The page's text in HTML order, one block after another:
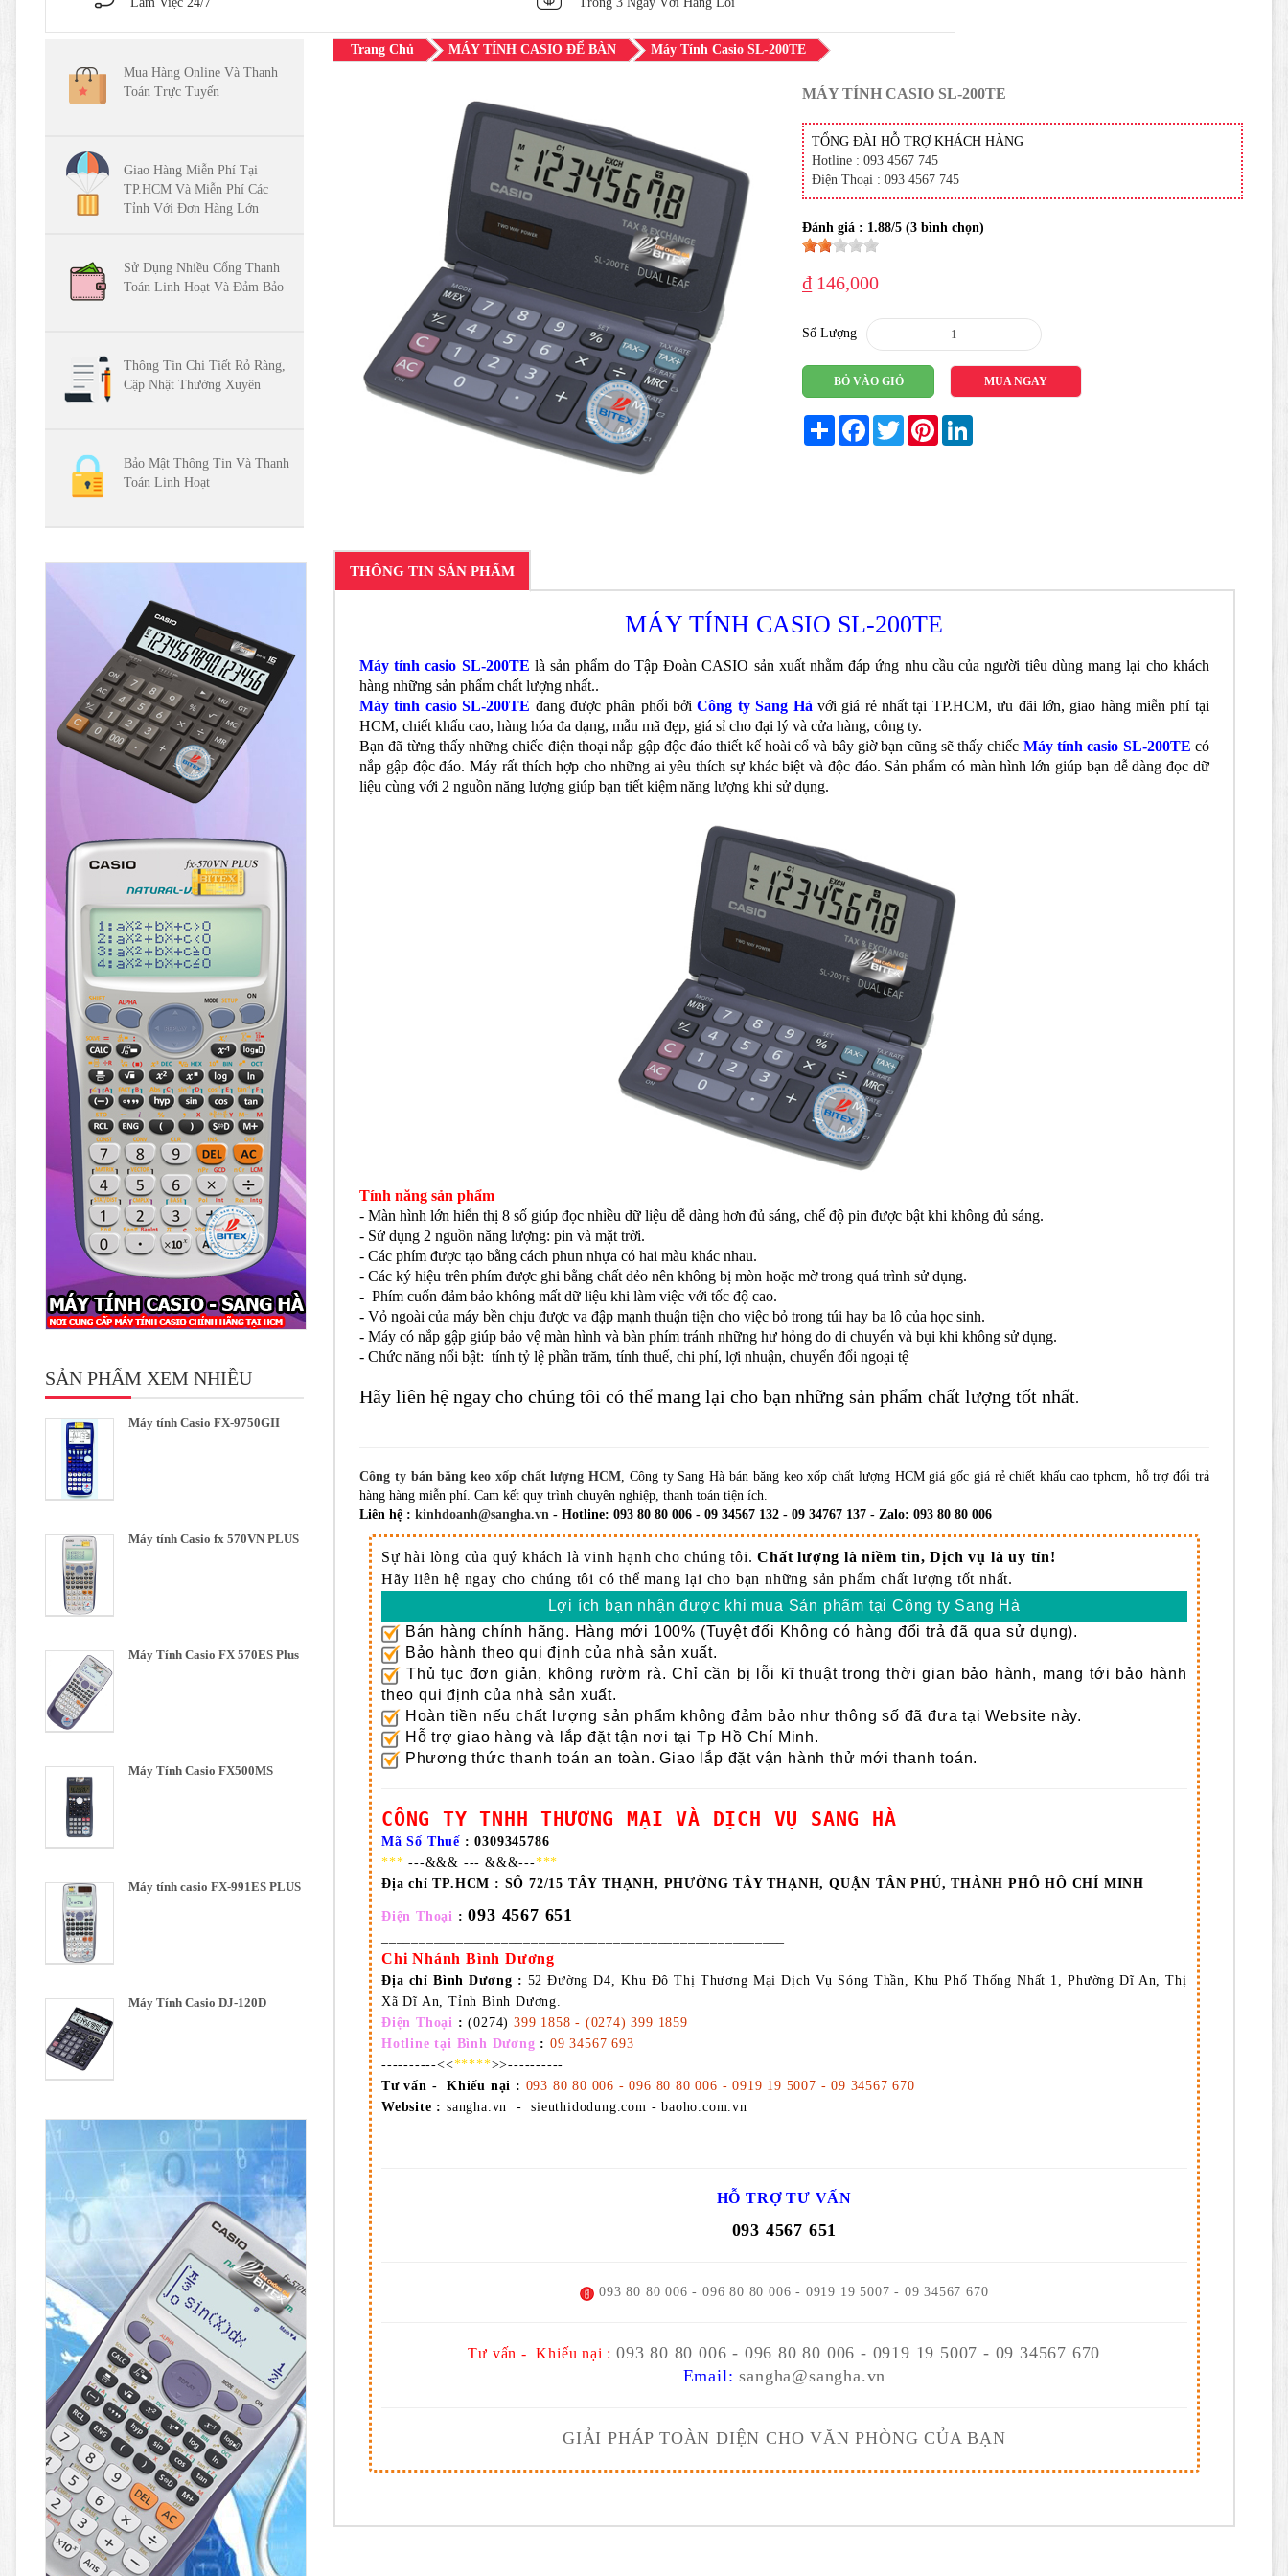
Mua Hàng Online Và Thanh
Toán Trực Tuyến
Giao Hàng Miễn Phí Tại
TP.HCM Và Miễn Phí Các
Tỉnh Với Đơn Hàng Lớn
Sử Dụng Nhiều Cổng Thanh
Toán Linh Hoạt Và Đảm Bảo
Thông Tin Chi Tiết Rỏ Ràng,
Cập Nhật Thường Xuyên
Bảo Mật Thông Tin Và Thanh
Toán Linh Hoạt
SẢN PHẨM XEM NHIỀU
Máy tính Casio FX-9750GII
Máy tính Casio fx 570VN PLUS
Máy Tính Casio FX 570ES Plus
Máy Tính Casio FX500MS
Máy tính casio FX-991ES PLUS
Máy Tính Casio DJ-120D
Trang Chủ MÁY TÍNH CASIO ĐỂ BÀN Máy Tính Casio SL-200TE
MÁY TÍNH CASIO SL-200TE
TỔNG ĐÀI HỖ TRỢ KHÁCH HÀNG
Hotline : 093 4567 745
Điện Thoại : 093 4567 745
Đánh giá : 1.88/5 (3 bình chọn)
₫ 146,000
Số Lượng
BỎ VÀO GIỎ MUA NGAY
Share FacebookTwitterPinterest
THÔNG TIN SẢN PHẨM
MÁY TÍNH CASIO SL-200TE
Máy tính casio SL-200TE là sản phẩm do Tập Đoàn CASIO sản xuất nhằm đáp ứng nhu cầu của người tiêu dùng mang lại cho khách
hàng những sản phẩm chất lượng nhất..
Máy tính casio SL-200TE đang được phân phối bởiCông ty Sang Hà với giá rẻ nhất tại TP.HCM, ưu đãi lớn, giao hàng miễn phí tại
HCM, chiết khấu cao, hàng hóa đa dạng, mẫu mã đẹp, giá sỉ cho đại lý và cửa hàng, công ty.
Bạn đã từng thấy những chiếc điện thoại nắp gập độc đáo thiết kế hoài cổ và bây giờ bạn cũng sẽ thấy chiếc Máy tính casio SL-200TE có
nắp gập độc đáo. Máy rất thích hợp cho những ai yêu thích sự khác biệt và độc đáo. Sản phẩm có màn hình lớn giúp bạn dễ dàng đọc dữ
liệu cùng với 2 nguồn năng lượng giúp bạn tiết kiệm năng lượng khi sử dụng.
Tính năng sản phẩm
- Màn hình lớn hiển thị 8 số giúp đọc nhiều dữ liệu dễ dàng hơn đủ sáng, chế độ pin được bật khi không đủ sáng.
- Sử dụng 2 nguồn năng lượng: pin và mặt trời.
- Các phím được tạo bằng cách phun nhựa có hai màu khác nhau.
- Các ký hiệu trên phím được ghi bằng chất dẻo nên không bị mòn hoặc mờ trong quá trình sử dụng.
- Phím cuốn đảm bảo không mất dữ liệu khi làm việc với tốc độ cao.
- Vỏ ngoài của máy bền chịu được va đập mạnh thuận tiện cho việc bỏ trong túi hay ba lô của học sinh.
- Máy có nắp gập giúp bảo vệ màn hình và bàn phím tránh những hư hỏng do di chuyển và bụi khi không sử dụng.
- Chức năng nổi bật: tính tỷ lệ phần trăm, tính thuế, chi phí, lợi nhuận, chuyển đổi ngoại tệ
Hãy liên hệ ngay cho chúng tôi có thể mang lại cho bạn những sản phẩm chất lượng tốt nhất.
Công ty bán băng keo xốp chất lượng HCM, Công ty Sang Hà bán băng keo xốp chất lượng HCM giá gốc giá rẻ chiết khấu cao tphcm, hỗ trợ đổi trả
hàng hàng miễn phí. Cam kết quy trình chuyên nghiệp, thanh toán tiện ích.
Liên hệ : kinhdoanh@sangha.vn - Hotline: 093 80 80 006 - 09 34567 132 - 09 34767 137 - Zalo: 093 80 80 006
Sự hài lòng của quý khách là vinh hạnh cho chúng tôi.Chất lượng là niềm tin, Dịch vụ là uy tín!
Hãy liên hệ ngay cho chúng tôi có thể mang lại cho bạn những sản phẩm chất lượng tốt nhất.
Lợi ích bạn nhận được khi mua Sản phẩm tại Công ty Sang Hà
Bán hàng chính hãng. Hàng mới 100% (Tuyệt đối Không có hàng đổi trả đã qua sử dụng).
Bảo hành theo qui định của nhà sản xuất.
Thủ tục đơn giản, không rườm rà. Chỉ cần bị lỗi kĩ thuật trong thời gian bảo hành, mang tới bảo hành
theo qui định của nhà sản xuất.
Hoàn tiền nếu chất lượng sản phẩm không đảm bảo như thông số đã đưa tại Website này.
Hỗ trợ giao hàng và lắp đặt tận nơi tại Tp Hồ Chí Minh.
Phương thức thanh toán an toàn. Giao lắp đặt vận hành thử mới thanh toán.
CÔNG TY TNHH THƯƠNG MẠI VÀ DỊCH VỤ SANG HÀ
Mã Số Thuế : 0309345786
*** ---&&& --- &&&---***
Địa chỉ TP.HCM : SỐ 72/15 TÂY THẠNH, PHƯỜNG TÂY THẠNH, QUẬN TÂN PHÚ, THÀNH PHỐ HỒ CHÍ MINH
Điện Thoại : 093 4567 651
Chi Nhánh Bình Dương
Địa chỉ Bình Dương : 52 Đường D4, Khu Đô Thị Thương Mại Dịch Vụ Sóng Thần, Khu Phố Thống Nhất 1, Phường Dĩ An, Thị
Xã Dĩ An, Tỉnh Bình Dương.
Điện Thoại : (0274)399 1858 - (0274) 399 1859
Hotline tại Bình Dương : 09 34567 693
----------<<*****>>----------
Tư vấn - Khiếu nại : 093 80 80 006 - 096 80 80 006 - 0919 19 5007 - 09 34567 670
Website : sangha.vn - sieuthidodung.com - baoho.com.vn
HỖ TRỢ TƯ VẤN
093 4567 651
093 80 80 006 - 096 80 80 006 - 0919 19 5007 - 09 34567 670
Tư vấn - Khiếu nại :093 80 80 006 - 096 80 80 006 - 0919 19 5007 - 09 34567 670
Email: sangha@sangha.vn
GIẢI PHÁP TOÀN DIỆN CHO VĂN PHÒNG CỦA BẠN